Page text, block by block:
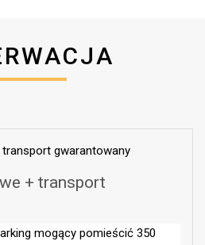
+ transport
mogący pomieścić 350